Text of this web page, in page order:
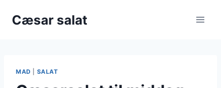
Cæsar salat
MAD SALAT